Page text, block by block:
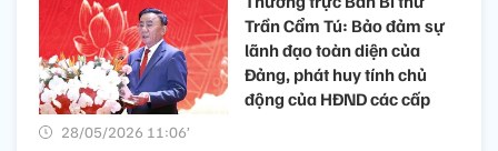
Trần Cẩm Tú: Bảo đảm sự
lãnh đạo toàn diện của
Đảng, phát huy tính chủ
động của HĐND các cấp
28/05/2026 11:06’